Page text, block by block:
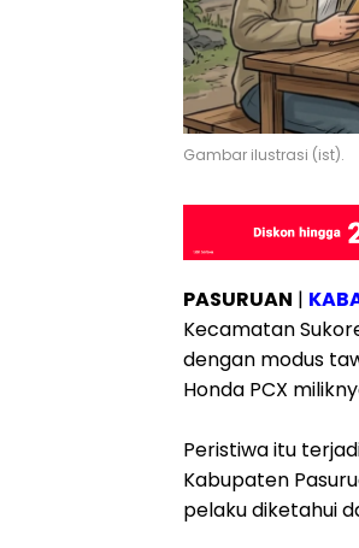
Gambar ilustrasi (ist).
‎PASURUAN |
Kecamatan
dengan modus
Honda PCX
‎Peristiwa itu
Kabupaten
pelaku diketahui